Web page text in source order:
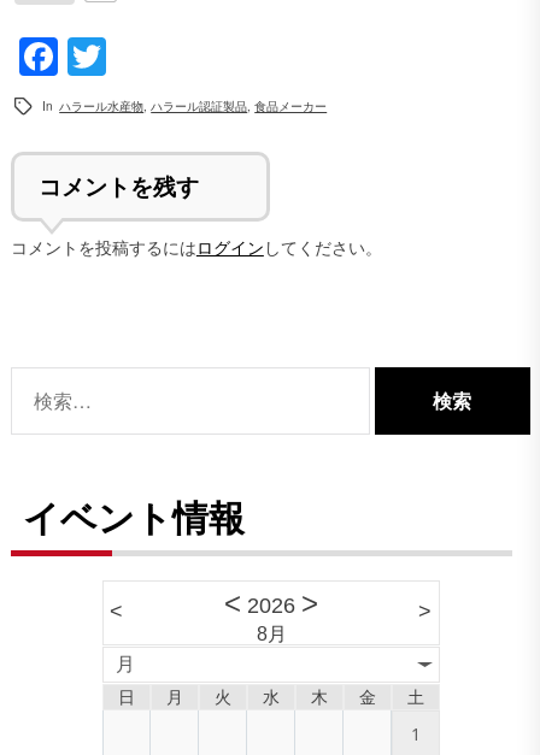
Facebook
In ハラール水産物,ハラール認証製品,食品メーカー
コメントを残す
コメントを投稿するにはログインしてください。
索:
イベント情報
< < 2026 >
8月
>
月
日 月 火 水 木 金 土
1